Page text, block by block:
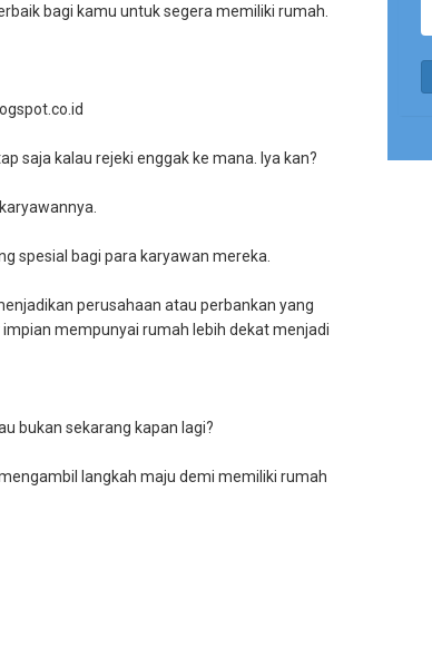
bagi kamu untuk segera memiliki rumah.
saja kalau rejeki enggak ke mana. Iya kan?
spesial bagi para karyawan mereka.
perusahaan atau perbankan yang
mempunyai rumah lebih dekat menjadi
bukan sekarang kapan lagi?
langkah maju demi memiliki rumah